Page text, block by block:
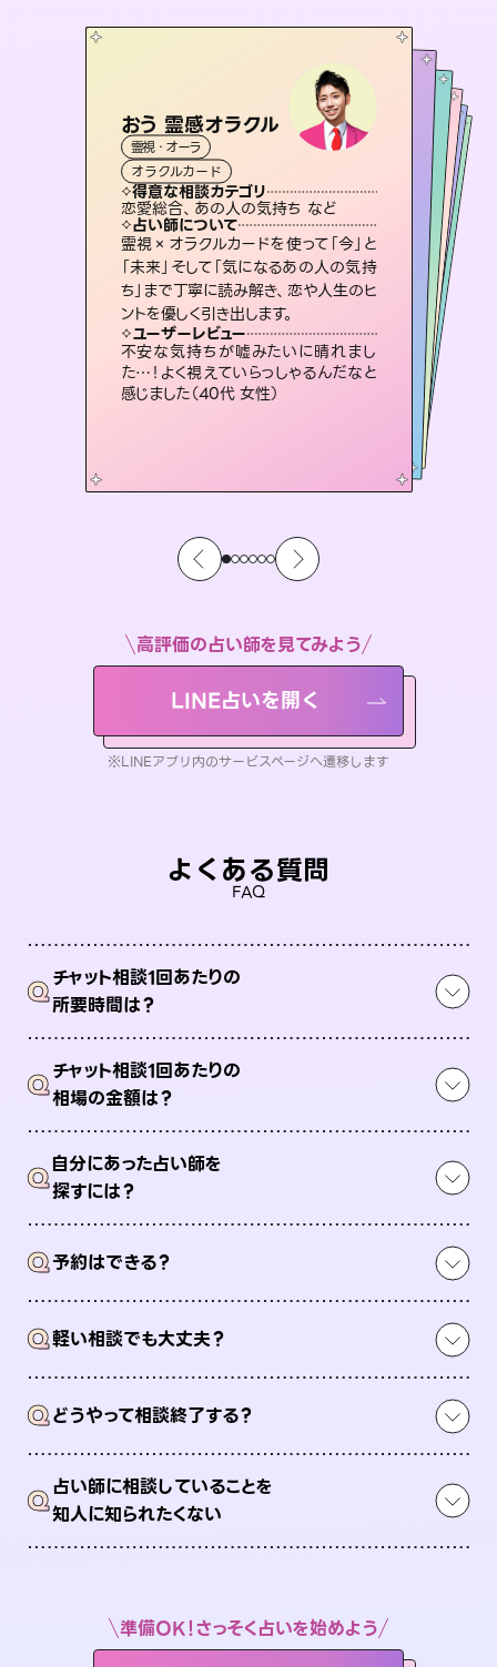
おう 霊感オラクル
霊視・オーラ
オラクルカード
得意な相談カテゴリ
恋愛総合、あの人の気持ち など
占い師について
霊視×オラクルカードを使って「今」と
「未来」そして「気になるあの人の気持
ち」まで丁寧に読み解き、恋や人生のヒ
ントを優しく引き出します。
ユーザーレビュー
不安な気持ちが嘘みたいに晴れまし
た…！よく視えていらっしゃるんだなと
感じました（40代 女性）
アイリス -iris-
西洋占星術
ルーン
得意な相談カテゴリ
恋愛総合、片想い、二人の未来 など
占い師について
復縁、恋愛、不倫の行方、同性愛や片
思い、仕事関係や借金問題まで知りた
いことや心の負担になっていることを
紐解き、背中をそっと押して導きます。
ユーザーレビュー
安心感のあり、言い切ってくれる所や濁
さない鑑定のおかげで、毎回自分の気
持ちを整えられます（30代 男性）
彗望
霊視・オーラ
スピリチュアル・リーディング
得意な相談カテゴリ
片想い、あの人の気持ち、復縁 など
占い師について
3,700年以上の歴史を持つ東洋最古の
占術「易占」で詳細まで占い、幸せへ向
かう道筋を示します。厳しい結果にも具
体的な対策をお伝えします。
ユーザーレビュー
複雑な背景もしっかり聞いて鑑定して
いただけました。気持ちが楽になりまし
た（50代 女性）
とうげんみう
霊視・オーラ
スピリチュアル・リーディング
得意な相談カテゴリ
片想い、あの人の気持ち、復縁 など
占い師について
恋愛のお悩みの中でも特に「曖昧な関係」の相談を得意としており、友達以上恋人未満なお相手との今後や本音を丁寧に読み解き恋愛成就へと導きます。
ユーザーレビュー
鑑定していただいてアドバイス通りに行
動すると仲が復活してきました。ありが
とうございました（40代 女性）
未来視師＊花
スピリチュアル・リーディング
得意な相談カテゴリ
出逢い、片想い、復縁 など
占い師について
未来には何パターンもの選択肢があり
ます。不安で視えにくくなっているあな
たの素敵な未来を見つけ、その未来を
選択できるようアドバイスします。
ユーザーレビュー
職場の人の性質や人間関係、本心など
本当によく視えていてびっくり。対策が
打てて前向きになれます（40代）
霊視・オーラ タロット
スピリチュアル・リーディング
得意な相談カテゴリ
片想い、二人の未来、年の差 など
占い師について
連絡再開、復縁、成就などの報告実績
多数。セラピストとして2万超の施術経
験があるからこそできる鑑定で、より良
い未来をサポートします。
ユーザーレビュー
とても心温まる鑑定でした。しかもこち
らは何も言っていないのに視えていらっ
しゃるんだなと驚きです（30代女性）
高評価の占い師を見てみよう
LINE占いを開く
※LINEアプリ内のサービスページへ遷移します
よくある質問
FAQ
Qチャット相談1回あたりの
所要時間は？
Qチャット相談1回あたりの
相場の金額は？
Q自分にあった占い師を
探すには？
Q予約はできる？
Q軽い相談でも大丈夫？
Qどうやって相談終了する？
Q占い師に相談していることを
知人に知られたくない
準備OK！さっそく占いを始めよう